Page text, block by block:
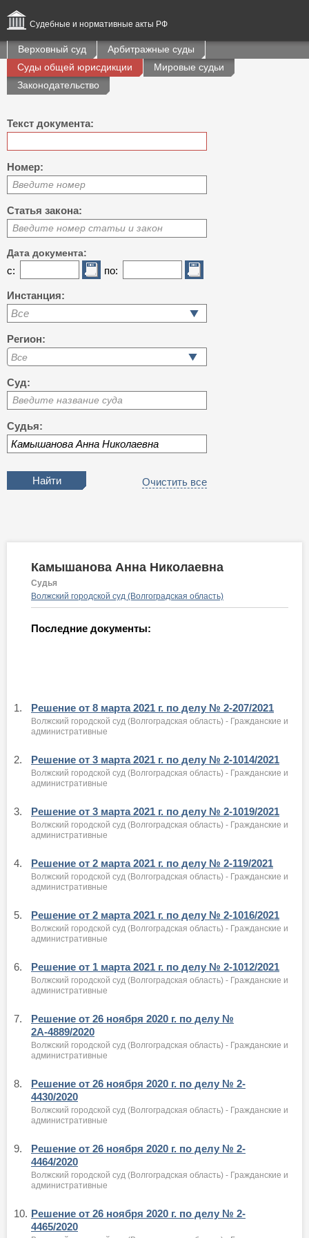
Судебные и нормативные акты РФ
Верховный суд
Арбитражные суды
Суды общей юрисдикции
Мировые судьи
Законодательство
Текст документа:
Номер:
Введите номер
Статья закона:
Введите номер статьи и закон
Дата документа:
с: по:
Инстанция:
Все
Регион:
Суд:
Введите название суда
Судья:
Очистить все
Камышанова Анна Николаевна
Судья
Волжский городской суд (Волгоградская область)
Последние документы:
1. Решение от 8 марта 2021 г. по делу № 2-207/2021
Волжский городской суд (Волгоградская область) - Гражданские и
административные
2. Решение от 3 марта 2021 г. по делу № 2-1014/2021
Волжский городской суд (Волгоградская область) - Гражданские и
административные
3. Решение от 3 марта 2021 г. по делу № 2-1019/2021
Волжский городской суд (Волгоградская область) - Гражданские и
административные
4. Решение от 2 марта 2021 г. по делу № 2-119/2021
Волжский городской суд (Волгоградская область) - Гражданские и
административные
5. Решение от 2 марта 2021 г. по делу № 2-1016/2021
Волжский городской суд (Волгоградская область) - Гражданские и
административные
6. Решение от 1 марта 2021 г. по делу № 2-1012/2021
Волжский городской суд (Волгоградская область) - Гражданские и
административные
7.
Решение от 26 ноября 2020 г. по делу №
2А-4889/2020
Волжский городской суд (Волгоградская область) - Гражданские и
административные
8.
Решение от 26 ноября 2020 г. по делу № 2-
4430/2020
Волжский городской суд (Волгоградская область) - Гражданские и
административные
9.
Решение от 26 ноября 2020 г. по делу № 2-
4464/2020
Волжский городской суд (Волгоградская область) - Гражданские и
административные
10. Решение от 26 ноября 2020 г. по делу № 2-
4465/2020